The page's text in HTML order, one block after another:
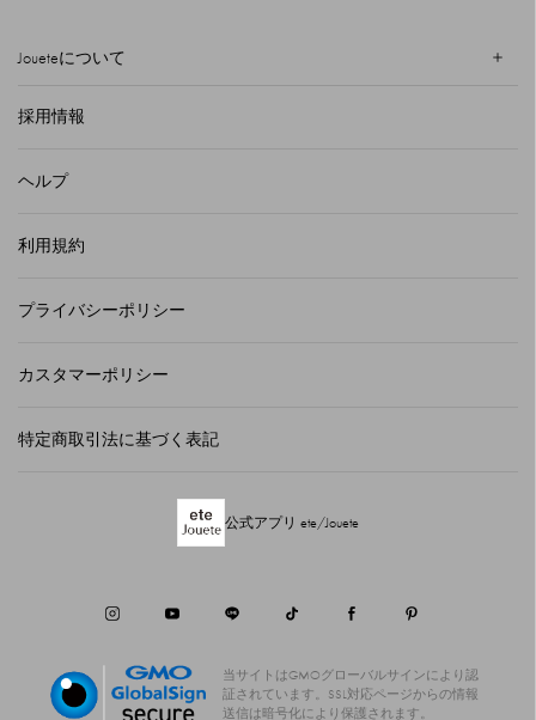
Joueteについて
採用情報
ヘルプ
利用規約
プライバシーポリシー
カスタマーポリシー
特定商取引法に基づく表記
公式アプリ ete/Jouete
当サイトはGMOグローバルサインにより認
証されています。
SSL対応ページからの情報
送信は暗号化により保護されます。